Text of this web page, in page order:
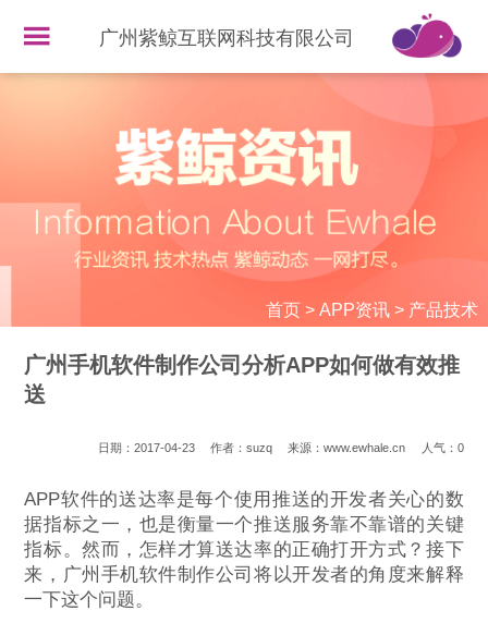
广州紫鲸互联网科技有限公司
首页> APP资讯> 产品技术
广州手机软件制作公司分析APP如何做有效推
送
日期：2017-04-23 作者：suzq 来源：www.ewhale.cn 人气： 0
APP软件的送达率是每个使用推送的开发者关心的数
据指标之一，也是衡量一个推送服务靠不靠谱的关键
指标。然而，怎样才算送达率的正确打开方式？接下
来，广州手机软件制作公司将以开发者的角度来解释
一下这个问题。